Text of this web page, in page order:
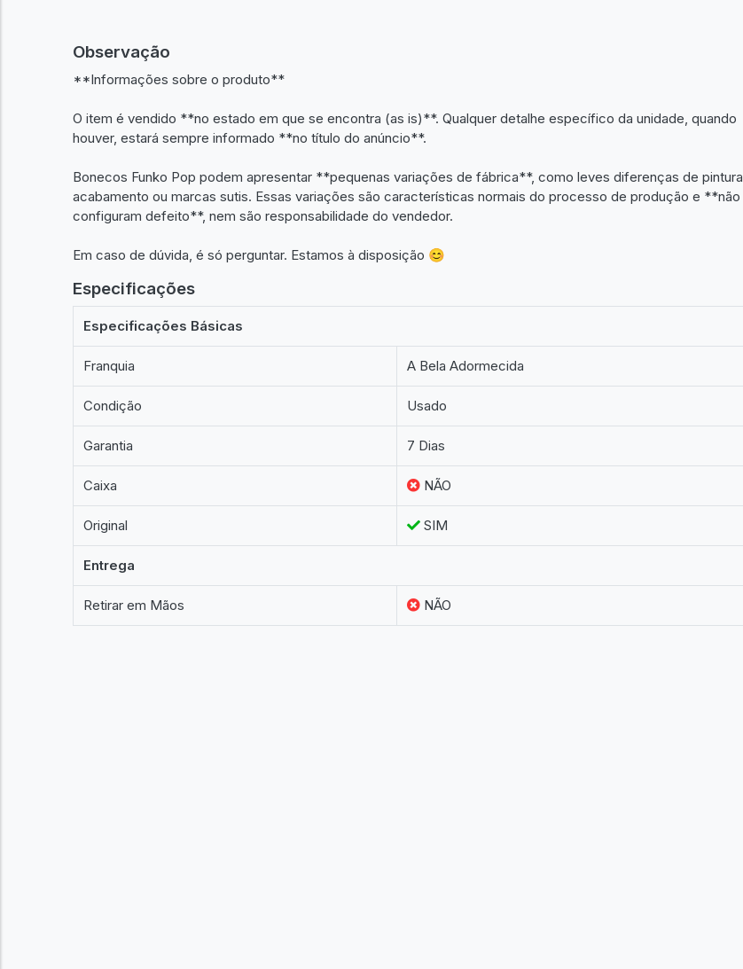
Observação
**Informações sobre o produto**
O item é vendido **no estado em que se encontra (as is)**. Qualquer detalhe específico da unidade, quando
houver, estará sempre informado **no título do anúncio**.
Bonecos Funko Pop podem apresentar **pequenas variações de fábrica**, como leves diferenças de pintura,
acabamento ou marcas sutis. Essas variações são características normais do processo de produção e **não
configuram defeito**, nem são responsabilidade do vendedor.
Em caso de dúvida, é só perguntar. Estamos à disposição 😊
Especificações
Especificações Básicas
Franquia A Bela Adormecida
Condição Usado
Garantia 7 Dias
Caixa NÃO
Original SIM
Entrega
Retirar em Mãos NÃO